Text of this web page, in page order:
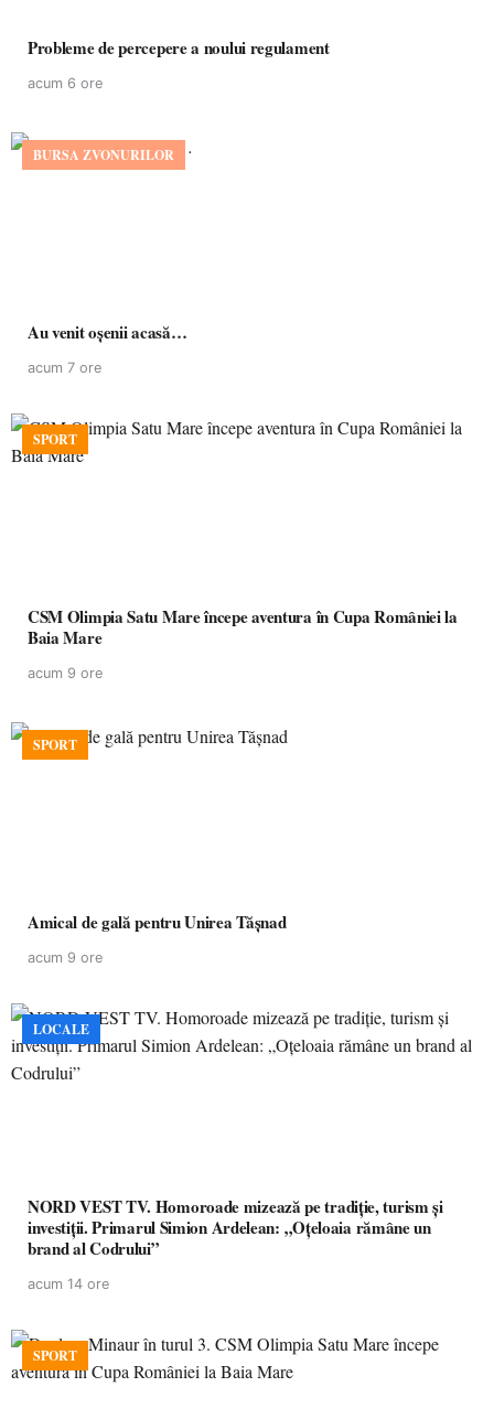
Probleme de percepere a noului regulament
acum 6 ore
BURSA ZVONURILOR
Au venit oșenii acasă…
acum 7 ore
SPORT
CSM Olimpia Satu Mare începe aventura în Cupa României la
Baia Mare
acum 9 ore
SPORT
Amical de gală pentru Unirea Tășnad
acum 9 ore
LOCALE
NORD VEST TV. Homoroade mizează pe tradiție, turism și
investiții. Primarul Simion Ardelean: „Oțeloaia rămâne un
brand al Codrului”
acum 14 ore
SPORT